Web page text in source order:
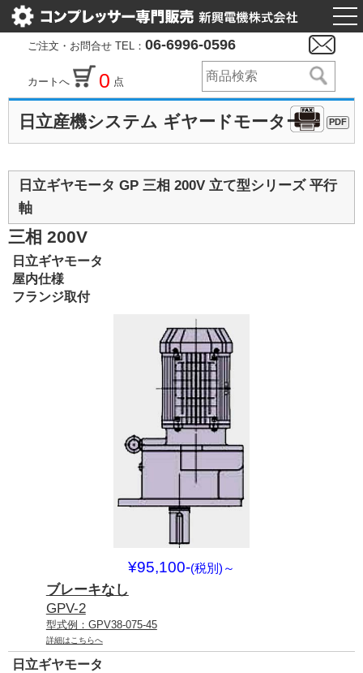
ご注文・お問合せ TEL： 06-6996-0596
カートへ 0 点
日立産機システム ギヤードモーター PDF
日立ギヤモータ GP 三相 200V 立て型シリーズ 平行
軸
三相 200V
日立ギヤモータ
屋内仕様
フランジ取付
¥95,100-(税別) ～
ブレーキなし
GPV-2
型式例：GPV38-075-45
詳細はこちらへ
日立ギヤモータ